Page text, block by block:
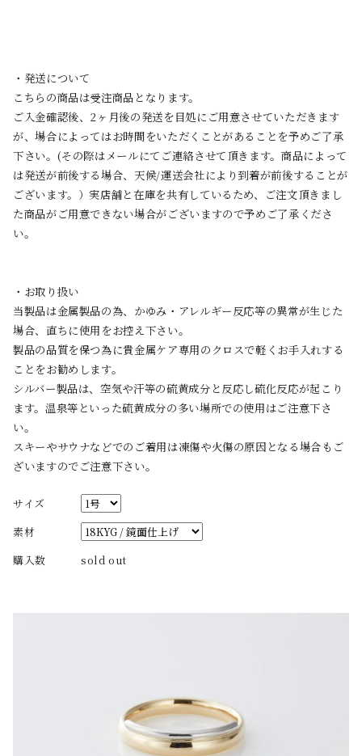
・発送について
こちらの商品は受注商品となります。
ご入金確認後、2ヶ月後の発送を目処にご用意させていただきます
が、場合によってはお時間をいただくことがあることを予めご了承
下さい。(その際はメールにてご連絡させて頂きます。商品によって
は発送が前後する場合、天候/運送会社により到着が前後することが
ございます。）実店舗と在庫を共有しているため、ご注文頂きまし
た商品がご用意できない場合がございますので予めご了承くださ
い。
・お取り扱い
当製品は金属製品の為、かゆみ・アレルギー反応等の異常が生じた
場合、直ちに使用をお控え下さい。
製品の品質を保つ為に貴金属ケア専用のクロスで軽くお手入れする
ことをお勧めします。
シルバー製品は、空気や汗等の硫黄成分と反応し硫化反応が起こり
ます。温泉等といった硫黄成分の多い場所での使用はご注意下さ
い。
スキーやサウナなどでのご着用は凍傷や火傷の原因となる場合もご
ざいますのでご注意下さい。
サイズ
素材
購入数
sold out